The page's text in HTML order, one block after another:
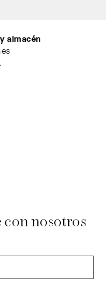
almacén
con nosotros